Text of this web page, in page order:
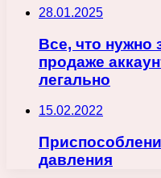
28.01.2025
Все, что нужно
продаже
легально
15.02.2022
давления